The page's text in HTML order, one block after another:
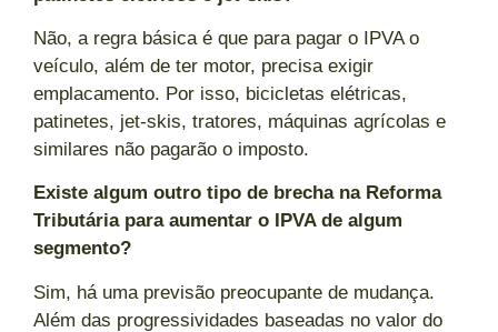
Não, a regra básica é que para pagar o IPVA o
veículo, além de ter motor, precisa exigir
emplacamento. Por isso, bicicletas elétricas,
patinetes, jet-skis, tratores, máquinas agrícolas e
similares não pagarão o imposto.
Existe algum outro tipo de brecha na Reforma
Tributária para aumentar o IPVA de algum
segmento?
Sim, há uma previsão preocupante de mudança.
Além das progressividades baseadas no valor do